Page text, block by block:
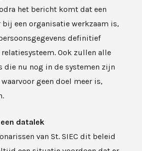
het bericht komt dat een
een organisatie werkzaam is,
definitief
Ook zullen alle
die nu nog in de systemen zijn
geen doel meer is,
datalek
van St. SIEC dit beleid